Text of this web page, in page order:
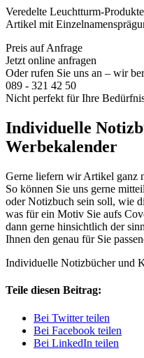
Veredelte Leuchtturm-
Artikel mit
Preis auf Anfrage
Jetzt online anfragen
Oder rufen Sie uns an – wir
089 - 321 42 50
Nicht perfekt für Ihre
Individuelle
Werbekalender
Gerne liefern wir Artikel ganz
So können Sie uns gerne
oder Notizbuch sein soll, wie
was für ein Motiv Sie aufs
dann gerne hinsichtlich der
Ihnen den genau für Sie
Individuelle Notizbücher und
Teile diesen Beitrag:
Bei Twitter teilen
Bei Facebook teilen
Bei LinkedIn teilen